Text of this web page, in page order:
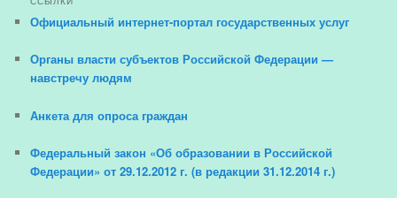
Официальный интернет-портал государственных услуг
Органы власти субъектов Российской Федерации —
навстречу людям
Анкета для опроса граждан
Федеральный закон «Об образовании в Российской
Федерации» от 29.12.2012 г. (в редакции 31.12.2014 г.)